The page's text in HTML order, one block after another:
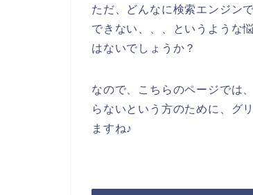
ただ、どんなに検索エンジン
できない、、、というような
はないでしょうか？
なので、こちらのページでは
らないという方のために、グ
ますね♪